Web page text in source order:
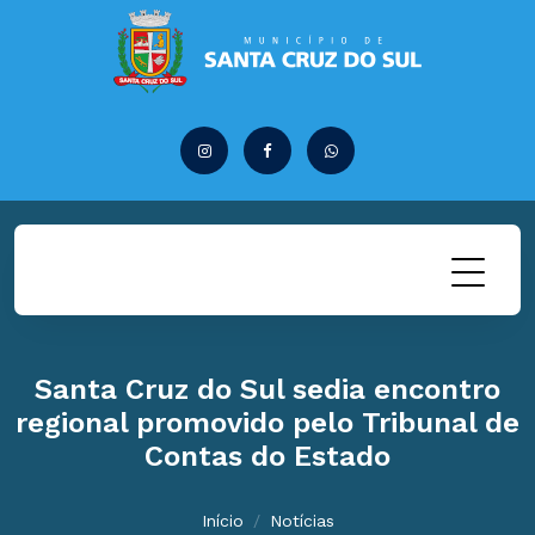
Santa Cruz do Sul sedia encontro
regional promovido pelo Tribunal de
Contas do Estado
Início
Notícias